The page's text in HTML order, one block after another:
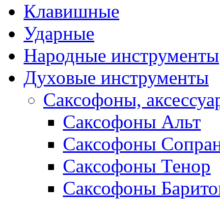
Клавишные
Ударные
Народные инструменты
Духовые инструменты
Саксофоны,
Саксофоны Альт
Саксофоны
Саксофоны Тенор
Саксофоны